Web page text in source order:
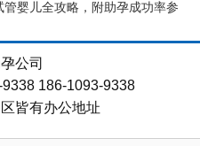
管婴儿全攻略，附助孕成功率参
公司
186-1093-9338
皆有办公地址